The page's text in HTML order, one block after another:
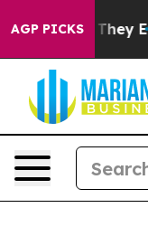
AGP PICKS
Proof They Exist